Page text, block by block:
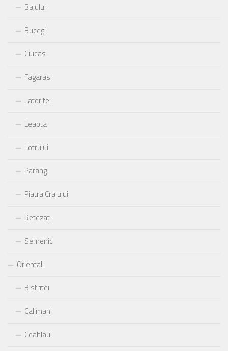
Baiului
Bucegi
Ciucas
Fagaras
Latoritei
Leaota
Lotrului
Parang
Piatra Craiului
Retezat
Semenic
Orientali
Bistritei
Calimani
Ceahlau